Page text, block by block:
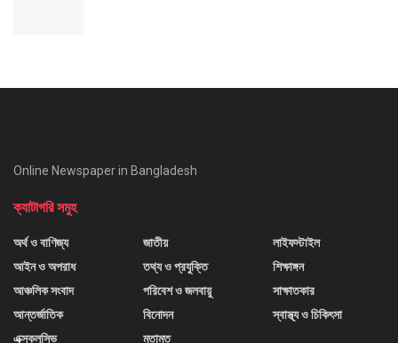
Online Newspaper in Bangladesh
ক্যাটাগরি সমুহ
অর্থ ও বাণিজ্য
আইন ও অপরাধ
আঞ্চলিক সংবাদ
আন্তর্জাতিক
এক্সক্লুসিভ
জাতীয়
তথ্য ও প্রযুক্তি
পরিবেশ ও জলবায়ু
বিনোদন
মতামত
লাইফস্টাইল
শিক্ষাঙ্গন
সাক্ষাতকার
স্বাস্থ্য ও চিকিৎসা